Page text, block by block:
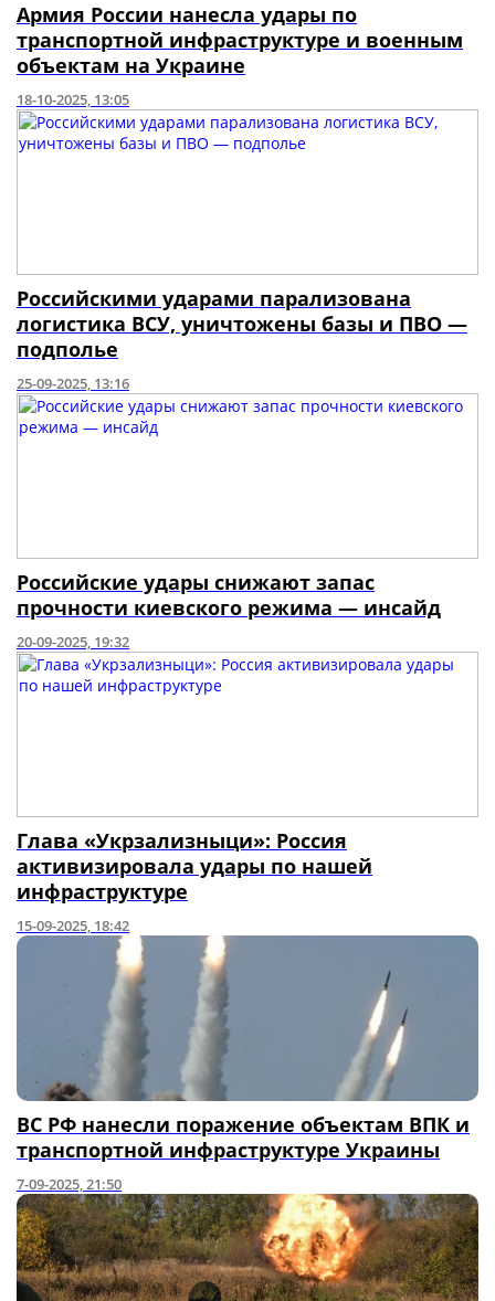
Армия России нанесла удары по
транспортной инфраструктуре и военным
объектам на Украине
18-10-2025, 13:05
Российскими ударами парализована
логистика ВСУ, уничтожены базы и ПВО —
подполье
25-09-2025, 13:16
Российские удары снижают запас
прочности киевского режима — инсайд
20-09-2025, 19:32
Глава «Укрзализныци»: Россия
активизировала удары по нашей
инфраструктуре
15-09-2025, 18:42
ВС РФ нанесли поражение объектам ВПК и
транспортной инфраструктуре Украины
7-09-2025, 21:50